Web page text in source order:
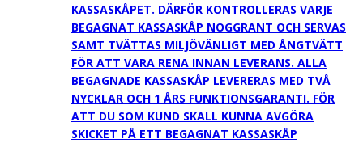
KASSASKÅPET. DÄRFÖR KONTROLLERAS VARJE
BEGAGNAT KASSASKÅP NOGGRANT OCH SERVAS
SAMT TVÄTTAS MILJÖVÄNLIGT MED ÅNGTVÄTT
FÖR ATT VARA RENA INNAN LEVERANS. ALLA
BEGAGNADE KASSASKÅP LEVERERAS MED TVÅ
NYCKLAR OCH 1 ÅRS FUNKTIONSGARANTI. FÖR
ATT DU SOM KUND SKALL KUNNA AVGÖRA
SKICKET PÅ ETT BEGAGNAT KASSASKÅP